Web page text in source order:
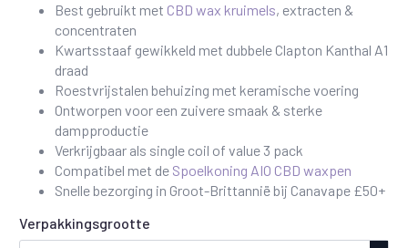
£25.00
Best gebruikt met CBD wax kruimels, extracten &
concentraten
Kwartsstaaf gewikkeld met dubbele Clapton Kanthal A1
draad
Roestvrijstalen behuizing met keramische voering
Ontworpen voor een zuivere smaak & sterke
dampproductie
Verkrijgbaar als single coil of value 3 pack
Compatibel met de Spoelkoning AIO CBD waxpen
Snelle bezorging in Groot-Brittannië bij Canavape £50+
Verpakkingsgrootte